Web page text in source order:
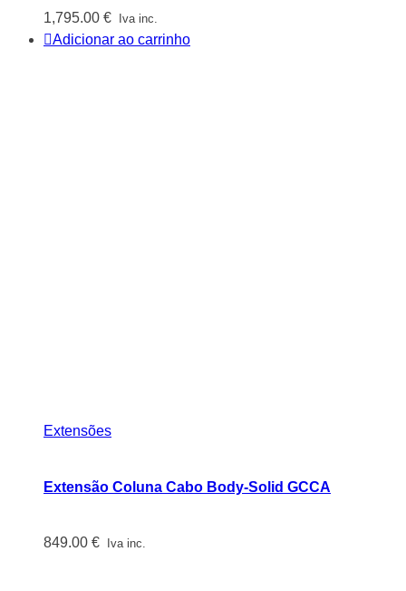
1,795.00 € Iva inc.
Adicionar ao carrinho
Extensões
Extensão Coluna Cabo Body-Solid GCCA
849.00 € Iva inc.